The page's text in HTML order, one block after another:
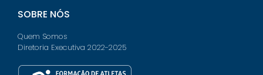
SOBRE NÓS
Quem Somos
Diretoria Executiva 2022-2025